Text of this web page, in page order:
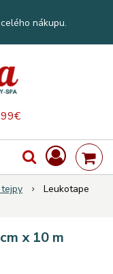
99€
nákupu.
Leukotape
x 10 m